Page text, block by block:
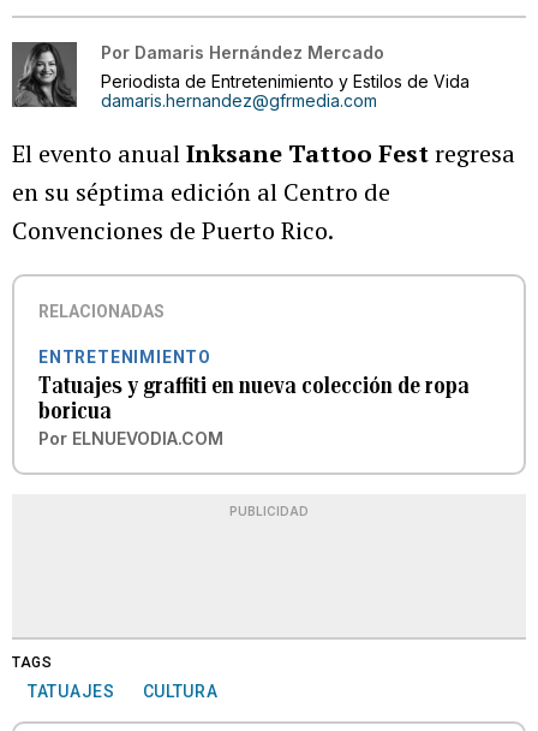
Por Damaris Hernández Mercado
Periodista de Entretenimiento y Estilos de Vida
damaris.hernandez@gfrmedia.com
El evento anualInksane Tattoo Festregresa
en su séptima edición al Centro de
Convenciones de Puerto Rico.
RELACIONADAS
ENTRETENIMIENTO
Tatuajes y graffiti en nueva colección de ropa
boricua
Por ELNUEVODIA.COM
PUBLICIDAD
TAGS
TATUAJES CULTURA